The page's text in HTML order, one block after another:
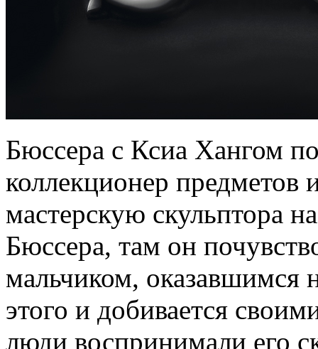
Бюссера с Ксиа Хангом
коллекционер предметов
мастерскую скульптора
Бюссера, там он
мальчиком, оказавшимся
этого и добивается
люди воспринимали его